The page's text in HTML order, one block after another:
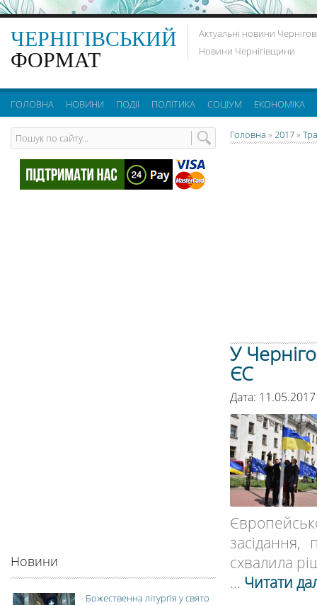
ЧЕРНІГІВСЬКИЙ
ФОРМАТ
Актуальні новини
Новини Чернігівщини
ГОЛОВНА НОВИНИ ПОДІЇ ПОЛІТИКА СОЦІУМ ЕКОНОМІКА
Головна » 2017»
У
ЄС
Дата:
засідання,
схвалила
... Читати
Новини
- Божественна літургія у свято